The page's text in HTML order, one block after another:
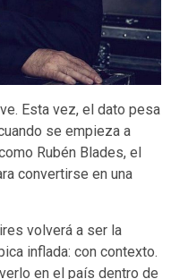
Esta vez, el dato pesa
se empieza a
Rubén Blades, el
convertirse en una
volverá a ser la
inflada: con contexto.
en el país dentro de